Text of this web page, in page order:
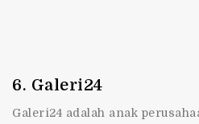
6. Galeri24
Galeri24 adalah anak